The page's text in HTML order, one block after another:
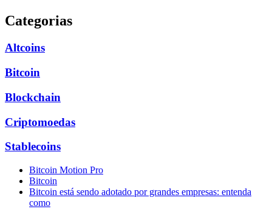
Categorias
Altcoins
Bitcoin
Blockchain
Criptomoedas
Stablecoins
Bitcoin Motion Pro
Bitcoin
Bitcoin está sendo adotado por grandes empresas: entenda
como